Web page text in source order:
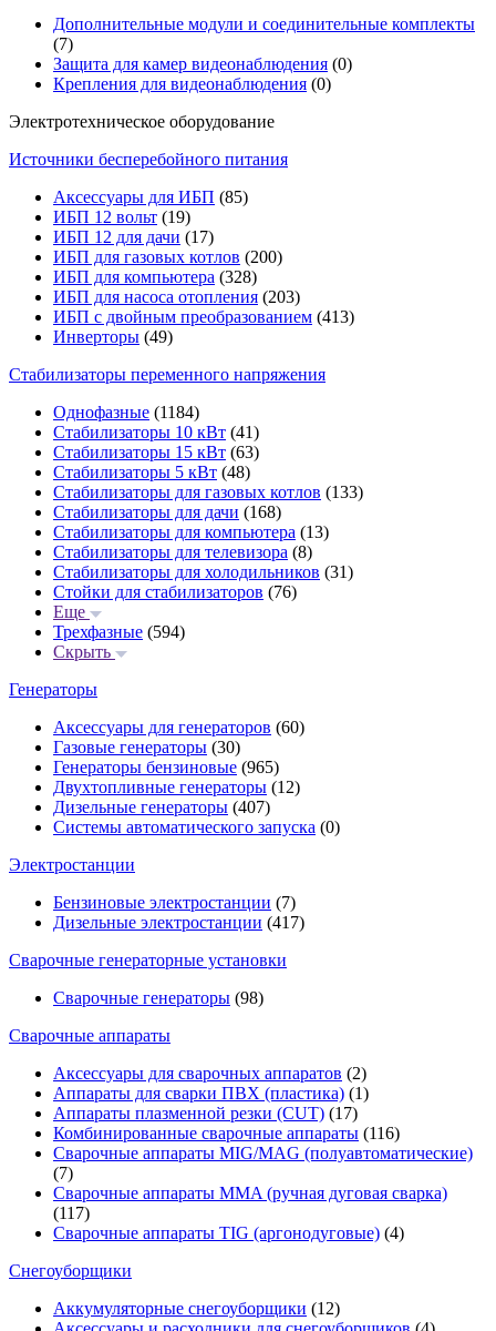
Дополнительные модули и соединительные комплекты
(7)
Защита для камер видеонаблюдения (0)
Крепления для видеонаблюдения (0)
Электротехническое оборудование
Источники бесперебойного питания
Аксессуары для ИБП (85)
ИБП 12 вольт (19)
ИБП 12 для дачи (17)
ИБП для газовых котлов (200)
ИБП для компьютера (328)
ИБП для насоса отопления (203)
ИБП с двойным преобразованием (413)
Инверторы (49)
Стабилизаторы переменного напряжения
Однофазные (1184)
Стабилизаторы 10 кВт (41)
Стабилизаторы 15 кВт (63)
Стабилизаторы 5 кВт (48)
Стабилизаторы для газовых котлов (133)
Стабилизаторы для дачи (168)
Стабилизаторы для компьютера (13)
Стабилизаторы для телевизора (8)
Стабилизаторы для холодильников (31)
Стойки для стабилизаторов (76)
Еще
Трехфазные (594)
Скрыть
Генераторы
Аксессуары для генераторов (60)
Газовые генераторы (30)
Генераторы бензиновые (965)
Двухтопливные генераторы (12)
Дизельные генераторы (407)
Системы автоматического запуска (0)
Электростанции
Бензиновые электростанции (7)
Дизельные электростанции (417)
Сварочные генераторные установки
Сварочные генераторы (98)
Сварочные аппараты
Аксессуары для сварочных аппаратов (2)
Аппараты для сварки ПВХ (пластика) (1)
Аппараты плазменной резки (CUT) (17)
Комбинированные сварочные аппараты (116)
Сварочные аппараты MIG/MAG (полуавтоматические)
(7)
Сварочные аппараты MMA (ручная дуговая сварка)
(117)
Сварочные аппараты TIG (аргонодуговые) (4)
Снегоуборщики
Аккумуляторные снегоуборщики (12)